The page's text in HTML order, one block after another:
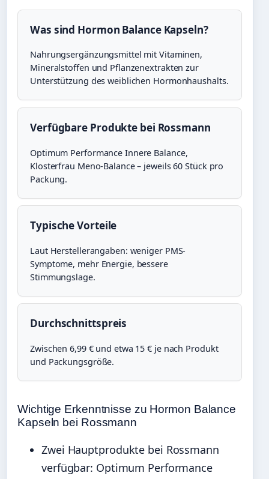
Was sind Hormon Balance Kapseln?
Nahrungsergänzungsmittel mit Vitaminen,
Mineralstoffen und Pflanzenextrakten zur
Unterstützung des weiblichen Hormonhaushalts.
Verfügbare Produkte bei Rossmann
Optimum Performance Innere Balance,
Klosterfrau Meno-Balance – jeweils 60 Stück pro
Packung.
Typische Vorteile
Laut Herstellerangaben: weniger PMS-
Symptome, mehr Energie, bessere
Stimmungslage.
Durchschnittspreis
Zwischen 6,99 € und etwa 15 € je nach Produkt
und Packungsgröße.
Wichtige Erkenntnisse zu Hormon Balance
Kapseln bei Rossmann
Zwei Hauptprodukte bei Rossmann
verfügbar: Optimum Performance